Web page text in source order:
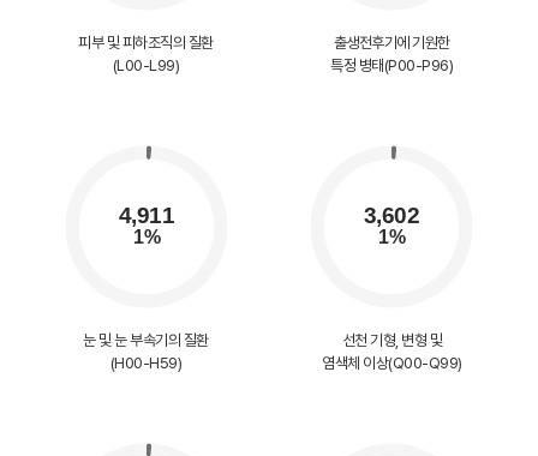
피부 및 피하조직의 질환
(L00-L99)
출생전후기에 기원한
특정 병태(P00-P96)
눈 및 눈 부속기의 질환
(H00-H59)
선천 기형, 변형 및
염색체 이상(Q00-Q99)